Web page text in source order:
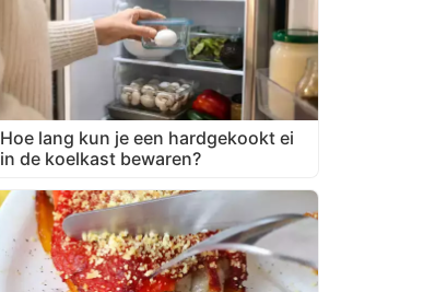
Hoe lang kun je een hardgekookt ei
in de koelkast bewaren?